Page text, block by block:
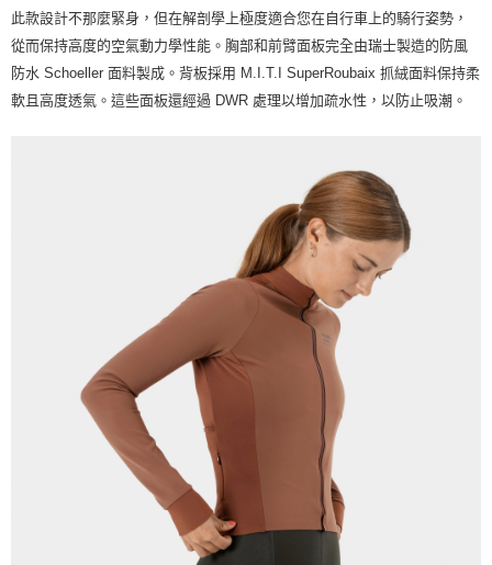
此款設計不那麼緊身，但在解剖學上極度適合您在自行車上的騎行姿勢，
從而保持高度的空氣動力學性能。胸部和前臂面板完全由瑞士製造的防風
防水 Schoeller 面料製成。背板採用 M.I.T.I SuperRoubaix 抓絨面料保持柔
軟且高度透氣。這些面板還經過 DWR 處理以增加疏水性，以防止吸潮。